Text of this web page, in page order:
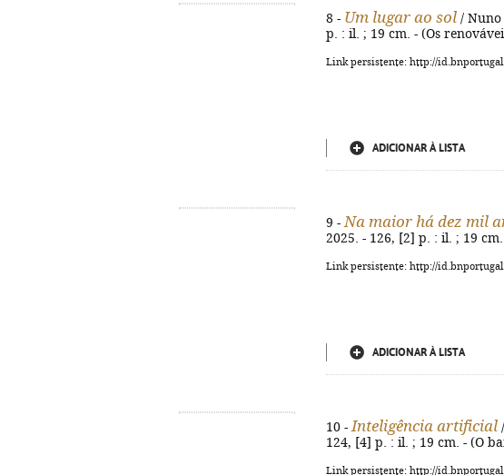
8 - Um lugar ao sol / Nuno
p. : il. ; 19 cm. - (Os
Link persistente: http://
ADICIONAR À LISTA
9 - Na maior há dez mil
2025. - 126, [2] p. : il. ; 19
Link persistente: http://
ADICIONAR À LISTA
10 - Inteligência artificial
124, [4] p. : il. ; 19 cm. - (O
Link persistente: http://